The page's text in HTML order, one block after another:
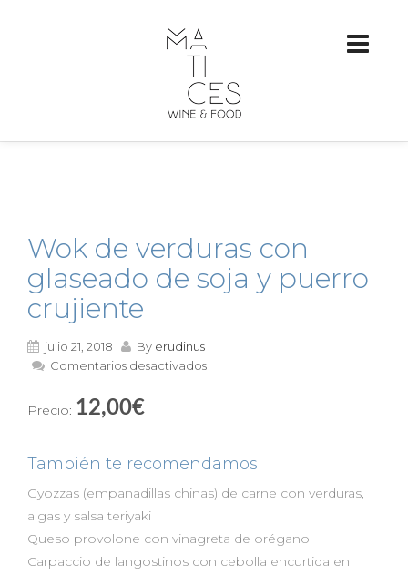
Wok de verduras con
glaseado de soja y puerro
crujiente
julio 21, 2018 By erudinus
Comentarios desactivadosen
de
soja
crujiente
Precio: 12,00€
También te recomendamos
Gyozzas (empanadillas chinas) de carne con verduras,
algas y salsa teriyaki
Queso provolone con vinagreta de orégano
Carpaccio de langostinos con cebolla encurtida en